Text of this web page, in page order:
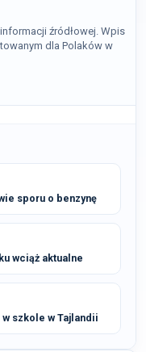
źródłowej. Wpis
dla Polaków w
sporu o benzynę
wciąż aktualne
szkole w Tajlandii